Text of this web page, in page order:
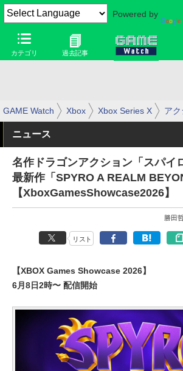
Powered by
カテゴリ 過去記事
GAME Watch Xbox Xbox Series X ア
ニュース
名作ドラゴンアクション「スパイ
最新作「SPYRO A REALM
【XboxGamesShowcase2026】
勝田
リスト
【XBOX Games Showcase 2026】
6月8日2時〜 配信開始